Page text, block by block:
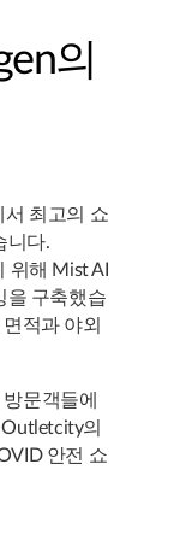
의
최고의 쇼
니다.
위해 Mist AI
을 구축했습
적과 야외
문객들에
의
안전 쇼